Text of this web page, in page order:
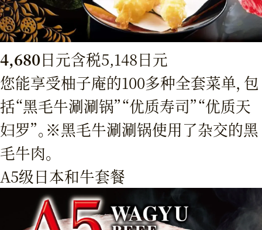
4,680日元含税5,148日元
您能享受柚子庵的100多种全套菜单，包
括“黑毛牛涮涮锅”“优质寿司”“优质天
妇罗”。※黑毛牛涮涮锅使用了杂交的黑
毛牛肉。
A5级日本和牛套餐